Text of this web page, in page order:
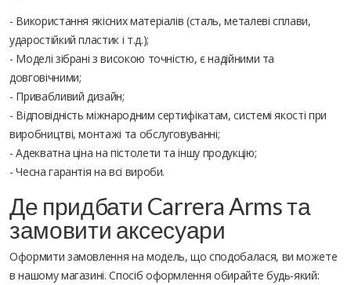
- Використання якісних матеріалів (сталь, металеві сплави,
ударостійкий пластик і т.д.);
- Моделі зібрані з високою точністю, є надійними та
довговічними;
- Привабливий дизайн;
- Відповідність міжнародним сертифікатам, системі якості при
виробництві, монтажі та обслуговуванні;
- Адекватна ціна на пістолети та іншу продукцію;
- Чесна гарантія на всі вироби.
Де придбати Carrera Arms та
замовити аксесуари
Оформити замовлення на модель, що сподобалася, ви можете
в нашому магазині. Спосіб оформлення обирайте будь-який: